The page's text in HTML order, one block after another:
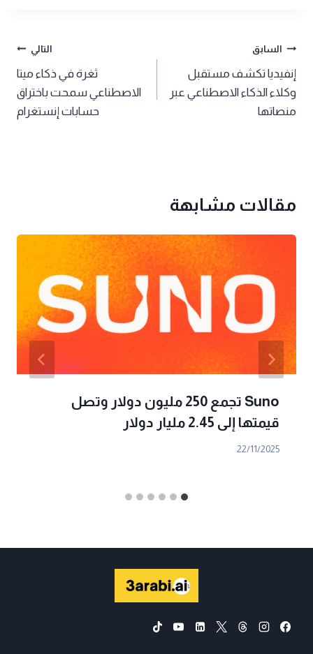
تصفّح
المقالات
السابق
إنفيديا تكشف مستقبل
وكلاء الذكاء الاصطناعي عبر
منصاتها
التالي
ثغرة في ذكاء ميتا
الاصطناعي سمحت باختراق
حسابات إنستغرام
مقالات مشابهة
Suno تجمع 250 مليون دولار وتصل
قيمتها إلى 2.45 مليار دولار
22/11/2025